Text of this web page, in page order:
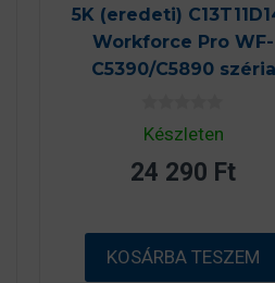
5K (eredeti)
Workforce Pro WF-
C5390/C5890 széria
0
a
5
-
l
Készleten
24 290 Ft
KOSÁRBA TESZEM